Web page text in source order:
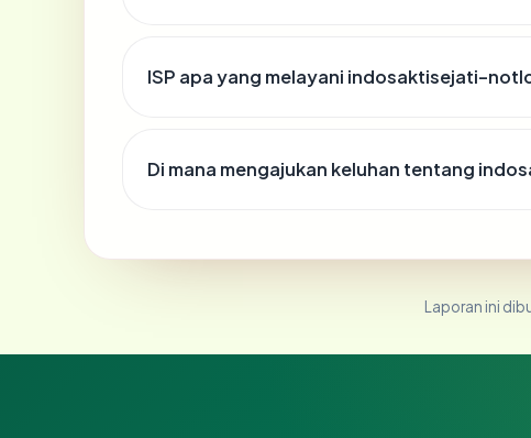
ISP apa yang melayani indosaktisejati-
Di mana mengajukan keluhan tentang
Laporan ini